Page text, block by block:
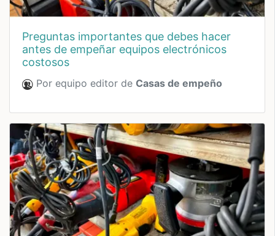
preguntas importantes que debes hacer
antes de empeñar equipos electrónicos
costosos
Por equipo editor de Casas de empeño